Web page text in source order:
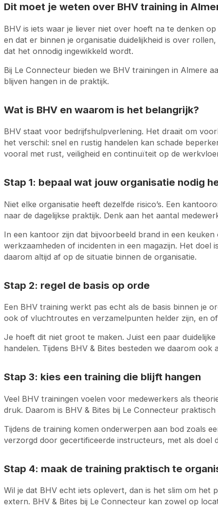
Dit moet je weten over BHV training in
BHV is iets waar je liever niet over hoeft na te denken
en dat er binnen je organisatie duidelijkheid is over
dat het onnodig ingewikkeld wordt.
Bij Le Connecteur bieden we BHV trainingen in Almere
blijven hangen in de praktijk.
Wat is BHV en waarom is het belangrijk?
BHV staat voor bedrijfshulpverlening. Het draait om
het verschil: snel en rustig handelen kan schade
vooral met rust, veiligheid en continuïteit op de
Stap 1: bepaal wat jouw organisatie nodig
Niet elke organisatie heeft dezelfde risico’s. Een
naar de dagelijkse praktijk. Denk aan het aantal
In een kantoor zijn dat bijvoorbeeld brand in een
werkzaamheden of incidenten in een magazijn. Het
daarom altijd af op de situatie binnen de organisatie.
Stap 2: regel de basis op orde
Een BHV training werkt pas echt als de basis binnen je
ook of vluchtroutes en verzamelpunten helder zijn, en
Je hoeft dit niet groot te maken. Juist een paar
handelen. Tijdens BHV & Bites besteden we daarom
Stap 3: kies een training die blijft hangen
Veel BHV trainingen voelen voor medewerkers als
druk. Daarom is BHV & Bites bij Le Connecteur
Tijdens de training komen onderwerpen aan bod zoals
verzorgd door gecertificeerde instructeurs, met als doel
Stap 4: maak de training praktisch te
Wil je dat BHV echt iets oplevert, dan is het slim om
extern. BHV & Bites bij Le Connecteur kan zowel op